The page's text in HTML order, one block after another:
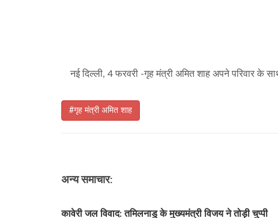
नई दिल्ली, 4 फरवरी -गृह मंत्री अमित शाह अपने परिवार के
#गृह मंत्री अमित शाह
अन्य समाचार:
कावेरी जल विवाद: तमिलनाडु के मुख्यमंत्री विजय ने तोड़ी चुप्पी